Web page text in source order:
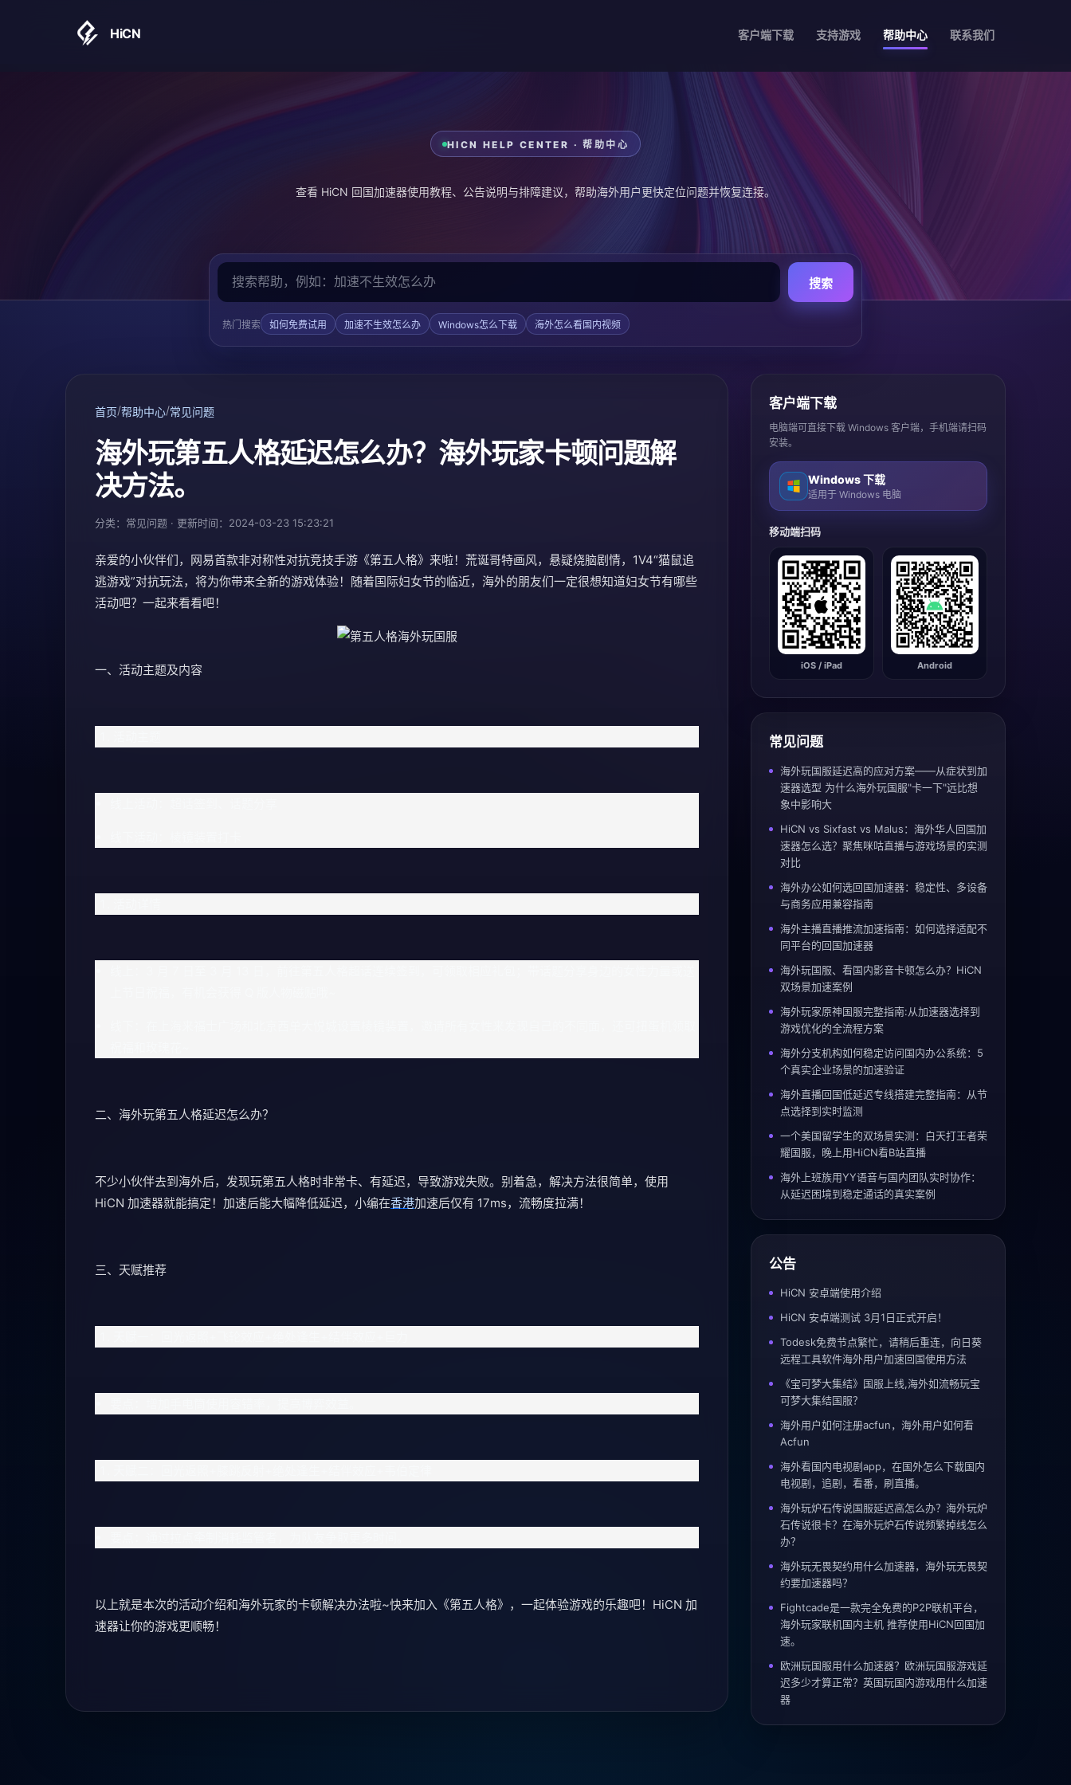
HiCN 客户端下载 支持游戏 帮助中心 联系我们
HICN HELP CENTER · 帮助中心
查看 HiCN 回国加速器使用教程、公告说明与排障建议，帮助海外用户更快定位问题并恢复连接。
搜索
热门搜索 如何免费试用 加速不生效怎么办 Windows怎么下载 海外怎么看国内视频
首页/帮助中心/常见问题
海外玩第五人格延迟怎么办？海外玩家卡顿问题解
决方法。
分类：常见问题 · 更新时间：2024-03-23 15:23:21
亲爱的小伙伴们，网易首款非对称性对抗竞技手游《第五人格》来啦！荒诞哥特画风，悬疑烧脑剧情，1V4“猫鼠追
逃游戏”对抗玩法，将为你带来全新的游戏体验！随着国际妇女节的临近，海外的朋友们一定很想知道妇女节有哪些
活动吧？一起来看看吧！
一、活动主题及内容
二、海外玩第五人格延迟怎么办？
不少小伙伴去到海外后，发现玩第五人格时非常卡、有延迟，导致游戏失败。别着急，解决方法很简单，使用
HiCN 加速器就能搞定！加速后能大幅降低延迟，小编在香港加速后仅有 17ms，流畅度拉满！
三、天赋推荐
以上就是本次的活动介绍和海外玩家的卡顿解决办法啦~快来加入《第五人格》，一起体验游戏的乐趣吧！HiCN 加
速器让你的游戏更顺畅！
客户端下载
电脑端可直接下载 Windows 客户端，手机端请扫码
安装。
Windows 下载
适用于 Windows 电脑
移动端扫码
iOS / iPad Android
常见问题
海外玩国服延迟高的应对方案——从症状到加
速器选型 为什么海外玩国服"卡一下"远比想
象中影响大
HiCN vs Sixfast vs Malus：海外华人回国加
速器怎么选？聚焦咪咕直播与游戏场景的实测
对比
海外办公如何选回国加速器：稳定性、多设备
与商务应用兼容指南
海外主播直播推流加速指南：如何选择适配不
同平台的回国加速器
海外玩国服、看国内影音卡顿怎么办？HiCN
双场景加速案例
海外玩家原神国服完整指南:从加速器选择到
游戏优化的全流程方案
海外分支机构如何稳定访问国内办公系统：5
个真实企业场景的加速验证
海外直播回国低延迟专线搭建完整指南：从节
点选择到实时监测
一个美国留学生的双场景实测：白天打王者荣
耀国服，晚上用HiCN看B站直播
海外上班族用YY语音与国内团队实时协作：
从延迟困境到稳定通话的真实案例
公告
HiCN 安卓端使用介绍
HiCN 安卓端测试 3月1日正式开启！
Todesk免费节点繁忙，请稍后重连，向日葵
远程工具软件海外用户加速回国使用方法
《宝可梦大集结》国服上线,海外如流畅玩宝
可梦大集结国服？
海外用户如何注册acfun，海外用户如何看
Acfun
海外看国内电视剧app，在国外怎么下载国内
电视剧，追剧，看番，刷直播。
海外玩炉石传说国服延迟高怎么办？海外玩炉
石传说很卡？在海外玩炉石传说频繁掉线怎么
办？
海外玩无畏契约用什么加速器，海外玩无畏契
约要加速器吗？
Fightcade是一款完全免费的P2P联机平台，
海外玩家联机国内主机 推荐使用HiCN回国加
速。
欧洲玩国服用什么加速器？欧洲玩国服游戏延
迟多少才算正常？英国玩国内游戏用什么加速
器